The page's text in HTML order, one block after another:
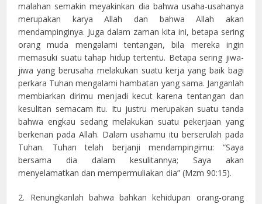
malahan semakin meyakinkan dia bahwa usaha-usahanya
merupakan karya Allah dan bahwa Allah akan
mendampinginya. Juga dalam zaman kita ini, betapa sering
orang muda mengalami tentangan, bila mereka ingin
memasuki suatu tahap hidup tertentu. Betapa sering jiwa-
jiwa yang berusaha melakukan suatu kerja yang baik bagi
perkara Tuhan mengalami hambatan yang sama. Janganlah
membiarkan dirimu menjadi kecut karena tentangan dan
kesulitan semacam itu. Itu justru merupakan suatu tanda
bahwa engkau sedang melakukan suatu pekerjaan yang
berkenan pada Allah. Dalam usahamu itu berserulah pada
Tuhan. Tuhan telah berjanji mendampingimu: “Saya
bersama dia dalam kesulitannya; Saya akan
menyelamatkan dan mempermuliakan dia” (Mzm 90:15).
2. Renungkanlah bahwa bahkan kehidupan orang-orang